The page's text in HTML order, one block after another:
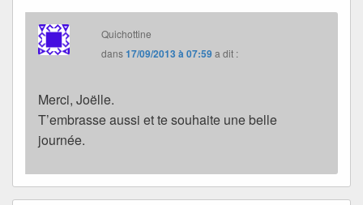
Quichottine
dans17/09/2013 à 07:59a dit :
Merci, Joëlle.
T’embrasse aussi et te souhaite une belle
journée.